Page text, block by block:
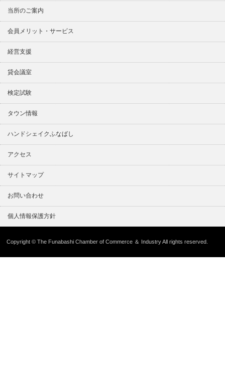
当所のご案内
会員メリット・サービス
経営支援
貸会議室
検定試験
タウン情報
ハンドシェイクふなばし
アクセス
サイトマップ
お問い合わせ
個人情報保護方針
Copyright © The Funabashi Chamber of Commerce ＆ Industry All rights reserved.